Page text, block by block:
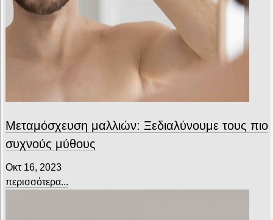
Μεταμόσχευση μαλλιών: Ξεδιαλύνουμε τους πιο
συχνούς μύθους
Οκτ 16, 2023
περισσότερα...